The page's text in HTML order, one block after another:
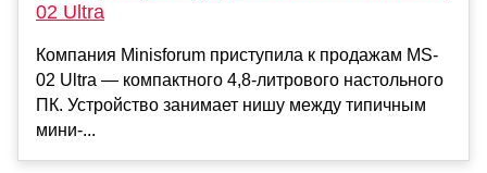
02 Ultra
Компания Minisforum приступила к продажам MS-
02 Ultra — компактного 4,8-литрового настольного
ПК. Устройство занимает нишу между типичным
мини-...